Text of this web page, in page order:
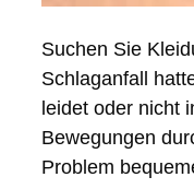
Suchen Sie
Schlaganfall
leidet oder nicht
Bewegungen
Problem